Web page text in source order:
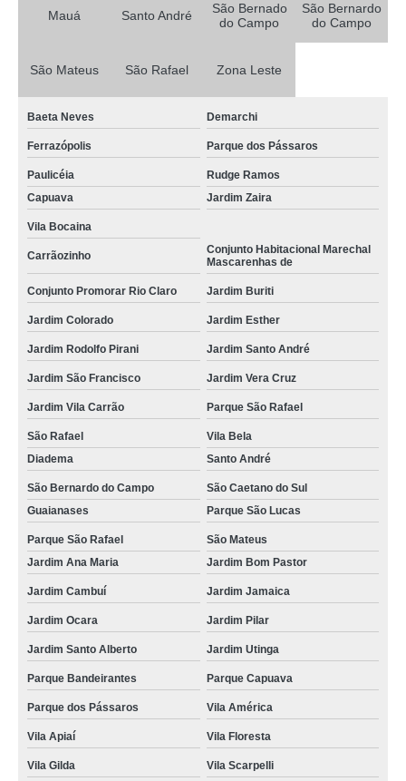
Mauá Santo André
São Bernado
do Campo
São Bernardo
do Campo
São Mateus São Rafael Zona Leste
Baeta Neves Demarchi
Ferrazópolis Parque dos Pássaros
Paulicéia
Rudge Ramos
Capuava
Jardim Zaira
Vila Bocaina
Carrãozinho
Conjunto Habitacional Marechal
Mascarenhas de
Conjunto Promorar Rio Claro Jardim Buriti
Jardim Colorado Jardim Esther
Jardim Rodolfo Pirani Jardim Santo André
Jardim São Francisco Jardim Vera Cruz
Jardim Vila Carrão Parque São Rafael
São Rafael
Vila Bela
Diadema
Santo André
São Bernardo do Campo
São Caetano do Sul
Guaianases
Parque São Lucas
Parque São Rafael
São Mateus
Jardim Ana Maria
Jardim Bom Pastor
Jardim Cambuí Jardim Jamaica
Jardim Ocara Jardim Pilar
Jardim Santo Alberto Jardim Utinga
Parque Bandeirantes Parque Capuava
Parque dos Pássaros Vila América
Vila Apiaí Vila Floresta
Vila Gilda
Vila Scarpelli